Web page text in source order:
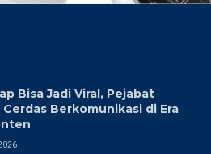
Bisa Jadi Viral, Pejabat
Berkomunikasi di Era